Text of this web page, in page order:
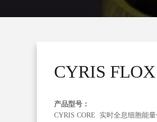
CYRIS FLOX
产品型号 ：
CYRIS CORE 实时全息细胞能量